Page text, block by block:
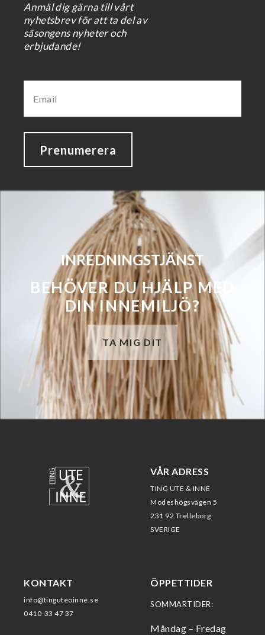
Anmäl dig gärna till vårt
nyhetsbrev för att ta del av
säsongens nyheter och
erbjudande!
Prenumerera
INREDNINGSTJÄNST
BEHÖVER DU HJÄLP MED
DIN INNEMILJÖ?
TA MIG DIT
VÅR ADRESS
TING UTE & INNE
Modeshögsvägen 5
231 92 Trelleborg
SVERIGE
KONTAKT
info@tinguteoinne.se
0410-33 47 37
ÖPPETTIDER
SOMMARTIDER:
Måndag – Fredag